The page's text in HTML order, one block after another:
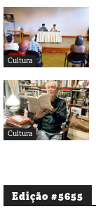
Cultura
Cultura
Edição #5655